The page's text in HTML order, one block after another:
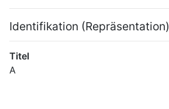
Identifikation (Repräsentation)
Titel
A